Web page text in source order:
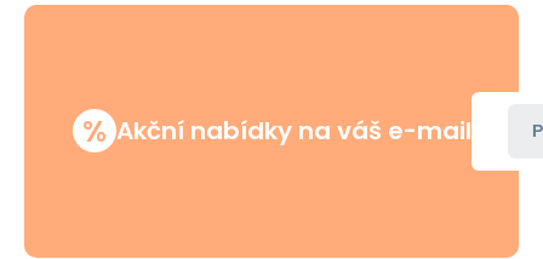
% Akční nabídky na váš e-mail